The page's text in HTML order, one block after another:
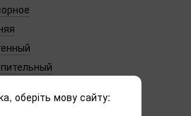
оберіть мову сайту: